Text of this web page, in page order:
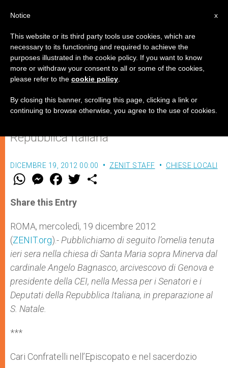
"Il cuore dei padri verso i figli"
Omelia del card. Bagnasco nella Messa
Repubblica Italiana
DICEMBRE 19, 2012 00:00 ZENIT STAFF CHIESE LOCALI
W
t
s
p
p
M
e
s
e
g
e
r
F
a
e
b
o
k
w
r
Share this Entry
ROMA, mercoledì, 19 dicembre 2012
(ZENIT.org).- Pubblichiamo di seguito l’omelia tenuta
ieri seranella chiesa di Santa Maria sopra Minerva dal
cardinale Angelo Bagnasco, arcivescovo di Genova e
presidente della CEI, nella Messa per i Senatori e i
Deputati della Repubblica Italiana, in preparazione al
S. Natale.
***
Cari Confratelli nell’Episcopato e nel sacerdozio
x
Notice
This website or its third party tools use cookies, which are
necessary to its functioning and required to achieve the
purposes illustrated in the cookie policy. If you want to know
more or withdraw your consent to all or some of the cookies,
please refer to the cookie policy
By closing this banner, scrolling this page, clicking a link or
continuing to browse otherwise, you agree to the use of cookies.